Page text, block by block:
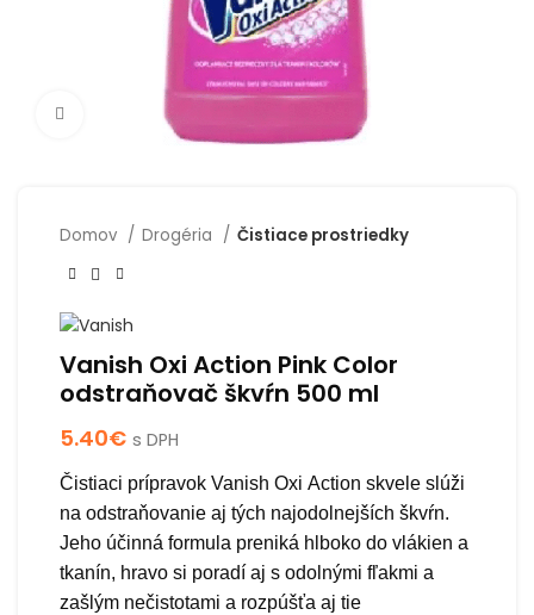
Click to enlarge
Domov Drogéria Čistiace prostriedky
Vanish Oxi Action Pink Color
odstraňovač škvŕn 500 ml
5.40€ s DPH
Čistiaci prípravok Vanish Oxi Action skvele slúži
na odstraňovanie aj tých najodolnejších škvŕn.
Jeho účinná formula preniká hlboko do vlákien a
tkanín, hravo si poradí aj s odolnými fľakmi a
zašlým nečistotami a rozpúšťa aj tie